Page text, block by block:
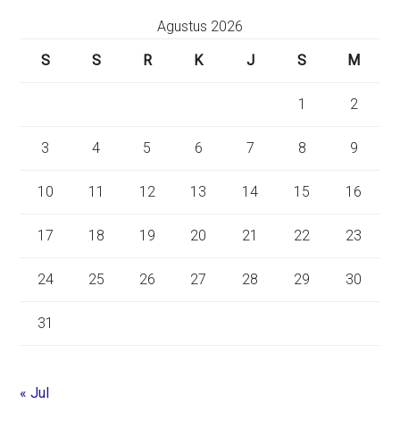
Agustus 2026
S
S R K J S M
1 2
3 4 5 6 7 8 9
10 11 12 13 14 15 16
17 18 19 20 21 22 23
24 25 26 27 28 29 30
31
« Jul